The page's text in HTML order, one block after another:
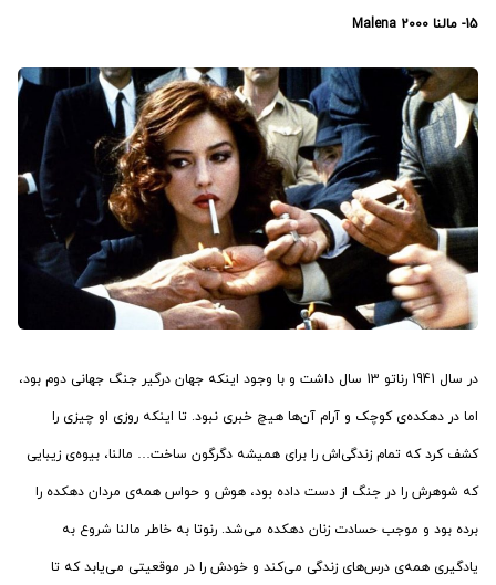
15- مالنا Malena 2000
در سال 1941 رناتو 13 سال داشت و با وجود اینکه جهان درگیر جنگ جهانی دوم بود،
اما در دهکده‌ی کوچک و آرام آن‌ها هیچ خبری نبود. تا اینکه روزی او چیزی را
کشف کرد که تمام زندگی‌اش را برای همیشه دگرگون ساخت… مالنا، بیوه‌ی زیبایی
که شوهرش را در جنگ از دست داده بود، هوش و حواس همه‌ی مردان دهکده را
برده بود و موجب حسادت زنان دهکده می‌شد. رنوتا به خاطر مالنا شروع به
یادگیری همه‌ی درس‌های زندگی می‌کند و خودش را در موقعیتی می‌یابد که تا